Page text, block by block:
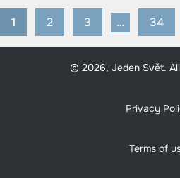
Stránkování
příspěvků
1 2 3 … 34
© 2026, Jeden Svět.
Privacy
Terms of